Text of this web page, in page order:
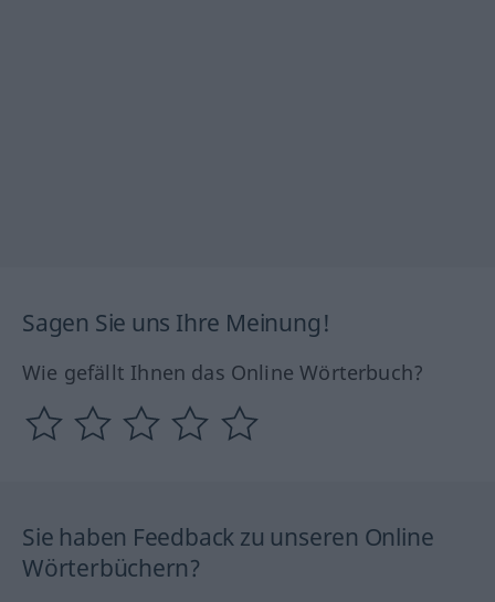
Sagen Sie uns Ihre Meinung!
Wie gefällt Ihnen das Online Wörterbuch?
Sie haben Feedback zu unseren Online
Wörterbüchern?